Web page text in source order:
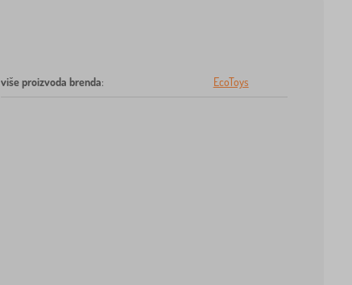
više proizvoda brenda: EcoToys